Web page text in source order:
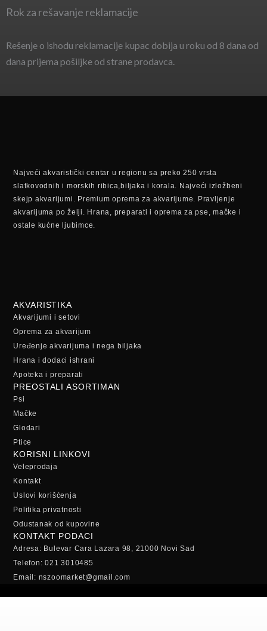
Rok za rešavanje reklamacije
Rešenje o ishodu reklamacije kupac dobija u roku od 8 dana od
dana prijema pošiljke od strane prodavca.
Najveći akvaristički centar u regionu sa preko 250 vrsta
slatkovodnih i morskih ribica,biljaka i korala. Najveći izložbeni
skejp akvarijumi. Premium oprema za akvarijume. Pravljenje
akvarijuma po želji. Hrana, preparati i oprema za pse, mačke i
ostale kućne ljubimce.
AKVARISTIKA
Akvarijumi i setovi
Oprema za akvarijum
Uređenje akvarijuma i nega biljaka
Hrana i dodaci ishrani
Apoteka i preparati
PREOSTALI ASORTIMAN
Psi
Mačke
Glodari
Ptice
KORISNI LINKOVI
Veleprodaja
Kontakt
Uslovi korišćenja
Politika privatnosti
Odustanak od kupovine
KONTAKT PODACI
Adresa: Bulevar Cara Lazara 98, 21000 Novi Sad
Telefon: 021 3010485
Email: nszoomarket@gmail.com